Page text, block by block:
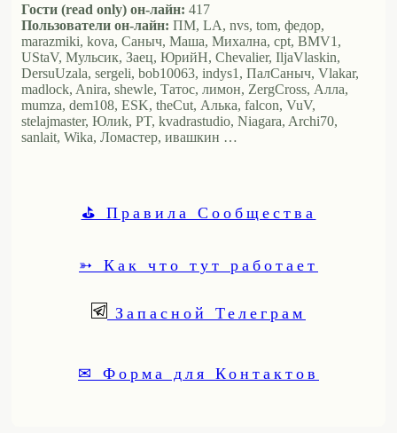
Гости (read only) он-лайн: 417
Пользователи он-лайн: ПМ, LA, nvs, tom, федор,
marazmiki, kova, Саныч, Маша, Михална, cpt, BMV1,
UStaV, Мульсик, Заец, ЮрийН, Chevalier, IljaVlaskin,
DersuUzala, sergeli, bob10063, indys1, ПалСаныч, Vlakar,
madlock, Anira, shewle, Татос, лимон, ZergCross, Алла,
mumza, dem108, ESK, theCut, Алька, falcon, VuV,
stelajmaster, Юлиk, PT, kvadrastudio, Niagara, Archi70,
sanlait, Wika, Ломастер, ивашкин …
⛳ Правила Сообщества
➳ Как что тут работает
Запасной Телеграм
✉ Форма для Контактов